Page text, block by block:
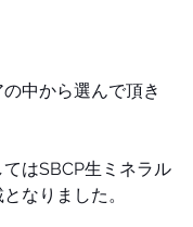
中から選んで頂き
はSBCP生ミネラル
なりました。